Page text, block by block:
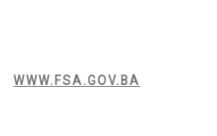
WWW.FSA.GOV.BA